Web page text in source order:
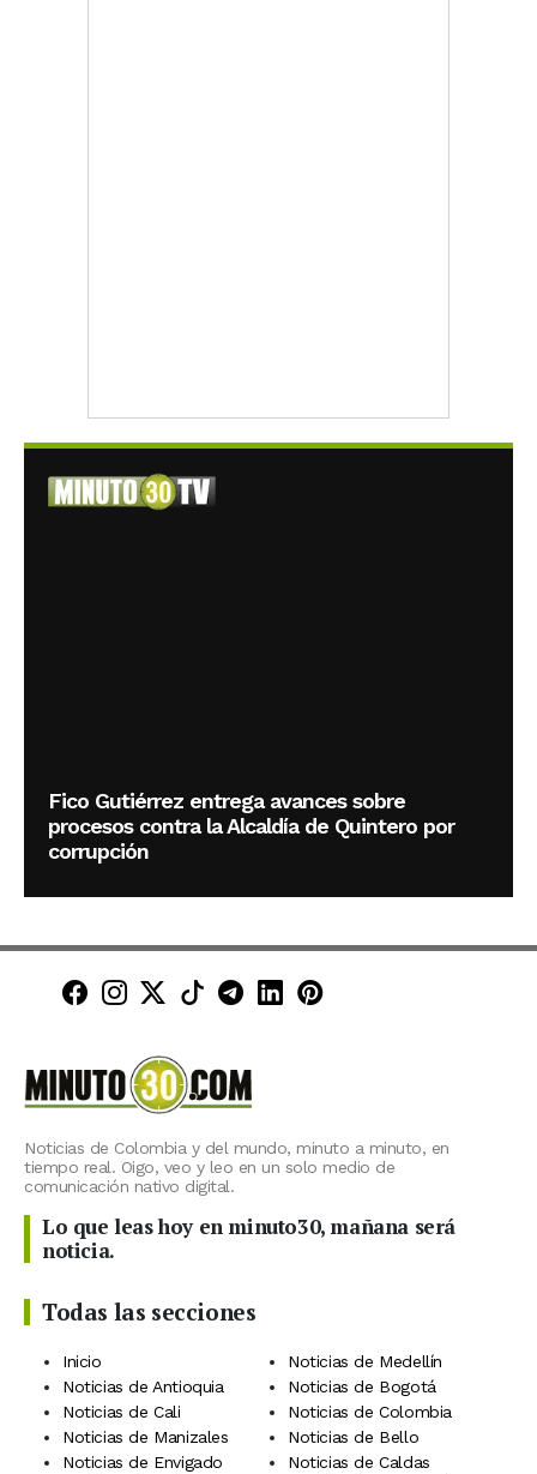
Fico Gutiérrez entrega avances sobre
procesos contra la Alcaldía de Quintero por
corrupción
Minuto30 en Facebook
Minuto30 en Instagram
Minuto30 en X (Twitter)
Minuto30 en TikTok
Canal de Minuto30 en
Minuto30 en LinkedIn
Minuto30 en
Noticias de Colombia y del mundo, minuto a minuto, en
tiempo real. Oigo, veo y leo en un solo medio de
comunicación nativo digital.
Lo que leas hoy en minuto30, mañana será
noticia.
Todas las secciones
Inicio
Noticias de Medellín
Noticias de Antioquia
Noticias de Bogotá
Noticias de Cali
Noticias de Colombia
Noticias de Manizales
Noticias de Bello
Noticias de Envigado
Noticias de Caldas